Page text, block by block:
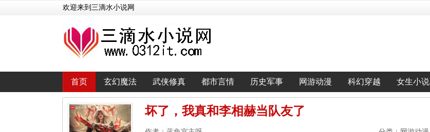
欢迎来到三滴水小说网
首页 玄幻魔法 武侠修真 都市言情 历史军事 网游动漫 科幻穿越 女生小说
坏了，我真和李相赫当队友了